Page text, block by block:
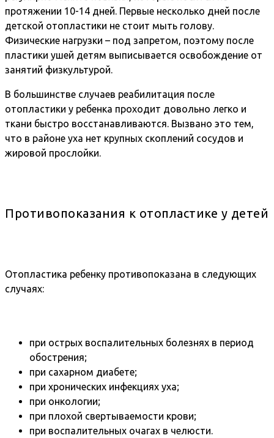
протяжении 10-14 дней. Первые несколько дней после
детской отопластики не стоит мыть голову.
Физические нагрузки – под запретом, поэтому после
пластики ушей детям выписывается освобождение от
занятий физкультурой.
В большинстве случаев реабилитация после
отопластики у ребенка проходит довольно легко и
ткани быстро восстанавливаются. Вызвано это тем,
что в районе уха нет крупных скоплений сосудов и
жировой прослойки.
Противопоказания к отопластике у детей
Отопластика ребенку противопоказана в следующих
случаях:
при острых воспалительных болезнях в период
обострения;
при сахарном диабете;
при хронических инфекциях уха;
при онкологии;
при плохой свертываемости крови;
при воспалительных очагах в челюсти.